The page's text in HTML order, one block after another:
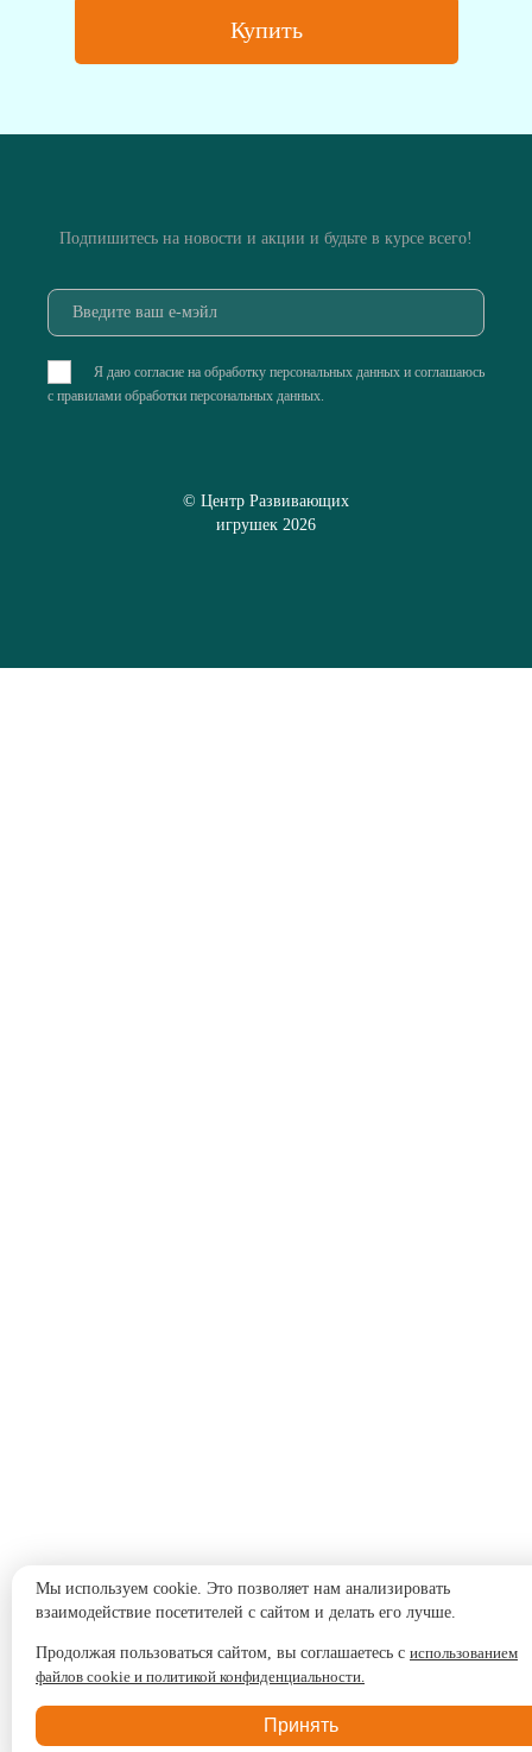
Купить
Подпишитесь на новости и акции и будьте в курсе всего!
Я даю согласие на обработку персональных данных и соглашаюсь
с правилами обработки персональных данных.
© Центр Развивающих
игрушек 2026
Мы используем cookie. Это позволяет нам анализировать
взаимодействие посетителей с сайтом и делать его лучше.
Продолжая пользоваться сайтом, вы соглашаетесь с использованием
файлов cookie и политикой конфиденциальности.
Принять